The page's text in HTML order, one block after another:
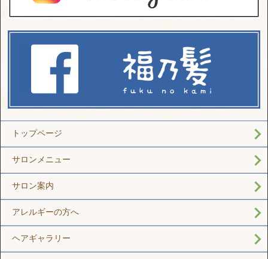
トップページ
サロンメニュー
サロン案内
アレルギーの方へ
ヘアギャラリー